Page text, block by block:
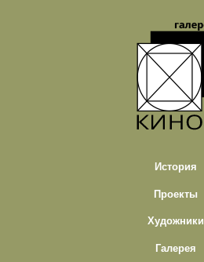
История
Проекты
Художники
Галерея